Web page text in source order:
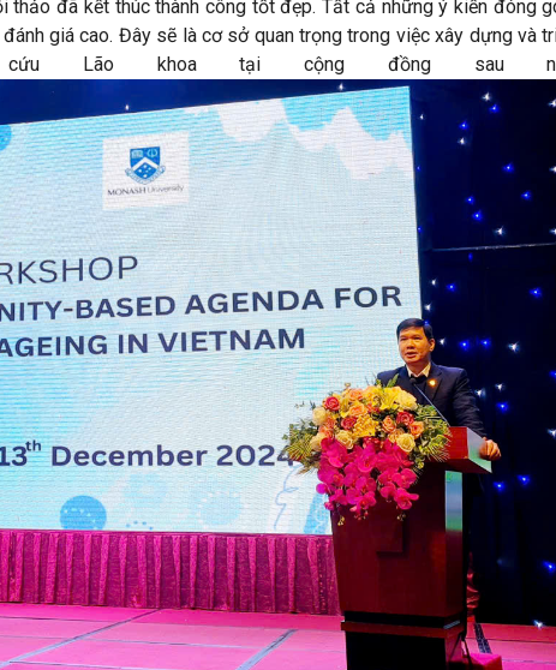
thảo đã kết thúc thành công tốt đẹp.Tất cả những ý kiến đóng
giá cao. Đây sẽ là cơ sở quan trọng trong việc xây dựng và
cứu Lão khoa tại cộng đồng sau